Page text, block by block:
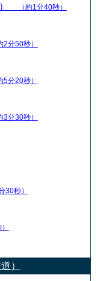
） （約1分40秒）
2分50秒）
5分20秒）
3分30秒）
30秒）
）